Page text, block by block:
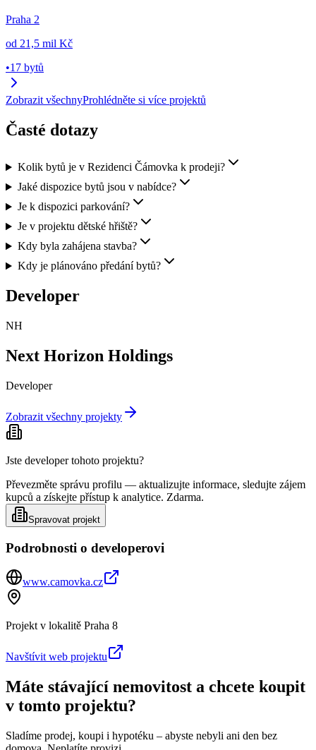
Praha 2
od 21,5 mil Kč
•17 bytů
Zobrazit všechnyProhlédněte si více projektů
Časté dotazy
Kolik bytů je v Rezidenci Čámovka k prodeji?
Jaké dispozice bytů jsou v nabídce?
Je k dispozici parkování?
Je v projektu dětské hřiště?
Kdy byla zahájena stavba?
Kdy je plánováno předání bytů?
Developer
NH
Next Horizon Holdings
Developer
Zobrazit všechny projekty
Jste developer tohoto projektu?
Převezměte správu profilu — aktualizujte informace, sledujte zájem
kupců a získejte přístup k analytice. Zdarma.
Spravovat projekt
Podrobnosti o developerovi
www.camovka.cz
Projekt v lokalitě Praha 8
Navštívit web projektu
Máte stávající nemovitost a chcete koupit
v tomto projektu?
Sladíme prodej, koupi i hypotéku – abyste nebyli ani den bez